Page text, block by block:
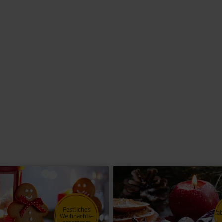
ein größeres Bett.
für eine Person (nicht an Weihnachten buchbar).
Festliches
Weihnachts-